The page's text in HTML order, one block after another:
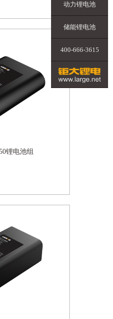
锂电池组
动力锂电池
储能锂电池
400-666-3615